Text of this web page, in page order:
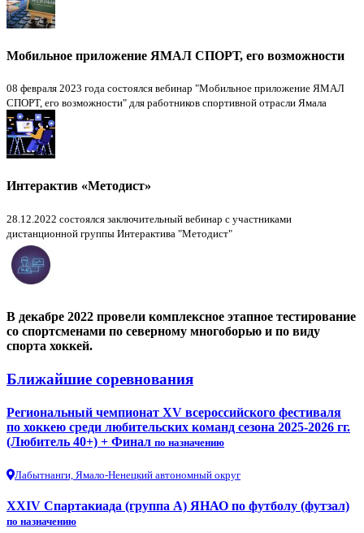
Мобильное приложение ЯМАЛ СПОРТ, его возможности
08 февраля 2023 года состоялся вебинар "Мобильное приложение ЯМАЛ
СПОРТ, его возможности" для работников спортивной отрасли Ямала
Интерактив «Методист»
28.12.2022 состоялся заключительный вебинар с участниками
дистанционной группы Интерактива "Методист"
В декабре 2022 провели комплексное этапное тестирование
со спортсменами по северному многоборью и по виду
спорта хоккей.
Ближайшие соревнования
Региональный чемпионат XV всероссийского фестиваля
по хоккею среди любительских команд сезона 2025-2026 гг.
(Любитель 40+) + Финал по назначению
Лабытнанги, Ямало-Ненецкий автономный округ
XXIV Спартакиада (группа А) ЯНАО по футболу (футзал)
по назначению